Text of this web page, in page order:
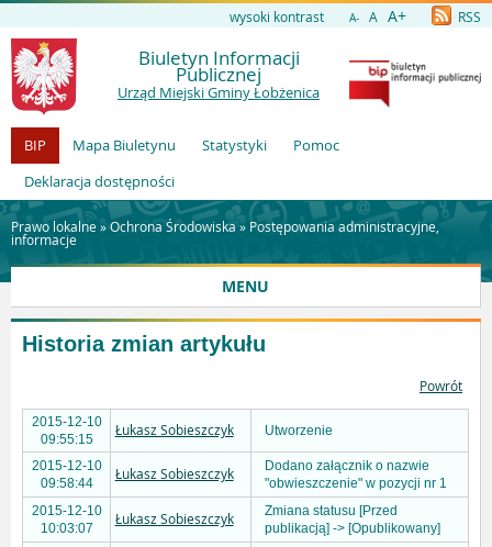
wysoki kontrast A- A A+ RSS
Biuletyn Informacji
Publicznej
Urząd Miejski Gminy Łobżenica
BIP Mapa Biuletynu Statystyki
Pomoc
Deklaracja dostępności
Prawo lokalne »Ochrona Środowiska » Postępowania administracyjne,
informacje
MENU
Historia zmian artykułu
Powrót
2015-12-10
09:55:15
Łukasz Sobieszczyk Utworzenie
2015-12-10
09:58:44
Łukasz Sobieszczyk
Dodano załącznik o nazwie
"obwieszczenie" w pozycji nr 1
2015-12-10
10:03:07
Łukasz Sobieszczyk
Zmiana statusu [Przed
publikacją] -> [Opublikowany]